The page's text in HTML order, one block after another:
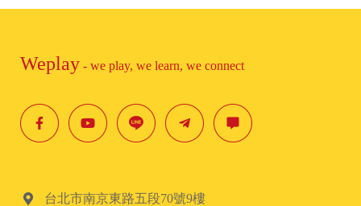
Weplay - we play, we learn, we connect
台北市南京東路五段70號9樓